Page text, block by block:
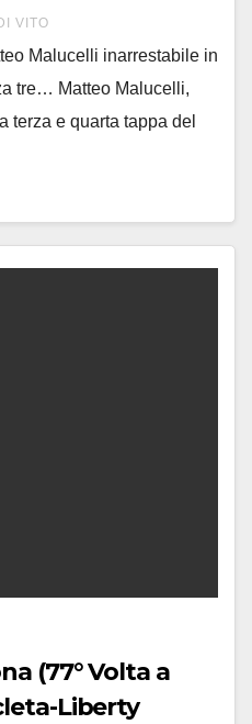
VITO
Malucelli inarrestabile in
tre… Matteo Malucelli,
terza e quarta tappa del
(77° Volta a
Liberty